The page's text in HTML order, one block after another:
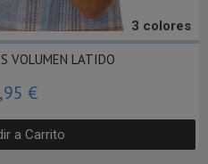
3 colores
VOLUMEN LATIDO
€
a Carrito